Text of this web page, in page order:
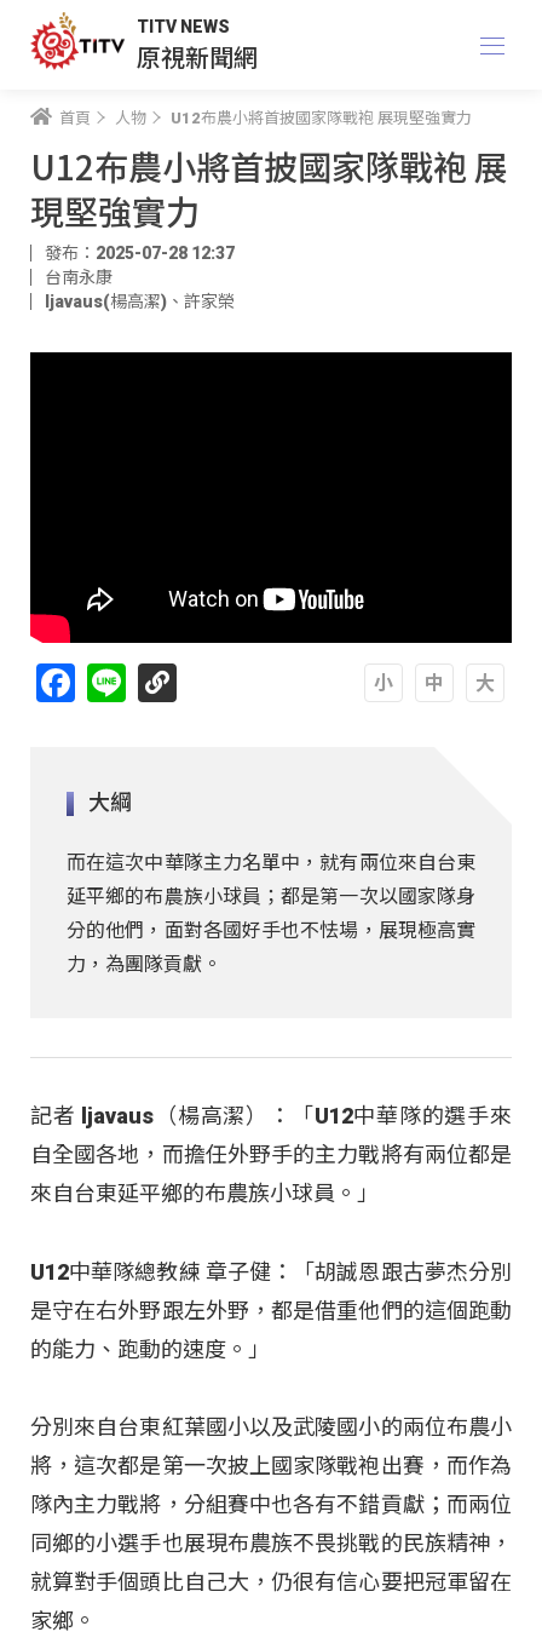
TITV NEWS
原視新聞網
首頁 人物 U12布農小將首披國家隊戰袍 展現堅強實力
U12布農小將首披國家隊戰袍 展
現堅強實力
發布：2025-07-28 12:37
台南永康
ljavaus(楊高潔) 、 許家榮
Facebook
Line
大綱
而在這次中華隊主力名單中，就有兩位來自台東
延平鄉的布農族小球員；都是第一次以國家隊身
分的他們，面對各國好手也不怯場，展現極高實
力，為團隊貢獻。
記者 ljavaus（楊高潔）：「U12中華隊的選手來
自全國各地，而擔任外野手的主力戰將有兩位都是
來自台東延平鄉的布農族小球員。」
U12中華隊總教練 章子健：「胡誠恩跟古夢杰分別
是守在右外野跟左外野，都是借重他們的這個跑動
的能力、跑動的速度。」
分別來自台東紅葉國小以及武陵國小的兩位布農小
將，這次都是第一次披上國家隊戰袍出賽，而作為
隊內主力戰將，分組賽中也各有不錯貢獻；而兩位
同鄉的小選手也展現布農族不畏挑戰的民族精神，
就算對手個頭比自己大，仍很有信心要把冠軍留在
家鄉。